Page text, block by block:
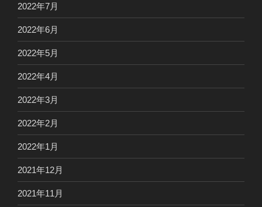
2022年7月
2022年6月
2022年5月
2022年4月
2022年3月
2022年2月
2022年1月
2021年12月
2021年11月